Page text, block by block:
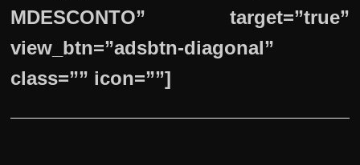
MDESCONTO” target=”true”
view_btn=”adsbtn-diagonal”
class=”” icon=””]